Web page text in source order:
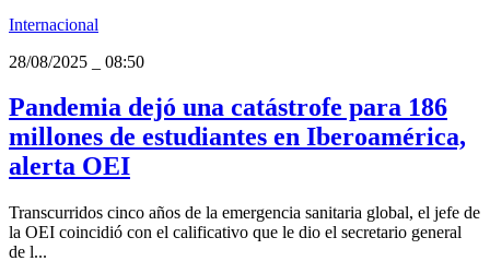
Internacional
28/08/2025
08:50
Pandemia dejó una catástrofe para 186
millones de estudiantes en Iberoamérica,
alerta OEI
Transcurridos cinco años de la emergencia sanitaria global, el jefe de
la OEI coincidió con el calificativo que le dio el secretario general
de l...